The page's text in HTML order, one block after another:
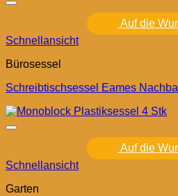
Auf die
Schnellansicht
Bürosessel
Schreibtischsessel Eames
Auf die
Schnellansicht
Garten